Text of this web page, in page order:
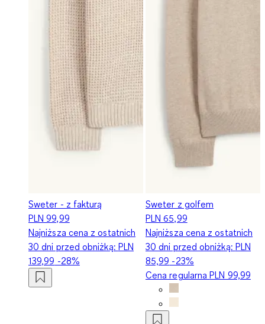
Sweter - z fakturą
PLN 99,99
Najniższa cena z ostatnich
30 dni przed obniżką: PLN
139,99 -28%
Sweter z golfem
PLN 65,99
Najniższa cena z ostatnich
30 dni przed obniżką: PLN
85,99 -23%
Cena regularnaPLN 99,99